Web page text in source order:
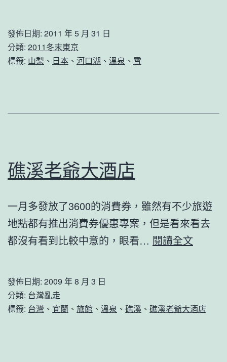
湖
發佈日期: 2011 年 5 月 31 日
分類: 2011冬末東京
標籤: 山梨 、 日本 、 河口湖 、 溫泉 、 雪
礁溪老爺大酒店
一月多發放了3600的消費券，雖然有不少旅遊
地點都有推出消費券優惠專案，但是看來看去
都沒有看到比較中意的，眼看… 閱讀全文
大
發佈日期: 2009 年 8 月 3 日
分類: 台灣亂走
標籤: 台灣 、 宜蘭 、 旅館 、 溫泉 、 礁溪 、 礁溪老爺大酒店